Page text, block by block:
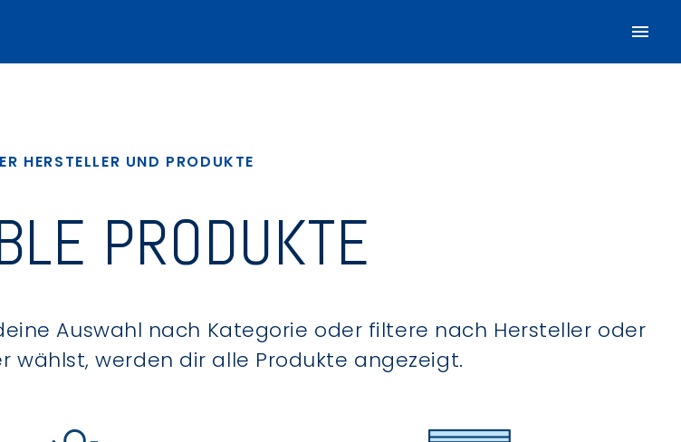
HERSTELLER UND PRODUKTE
PRODUKTE
Auswahl nach Kategorie oder filtere nach Hersteller oder
wählst, werden dir alle Produkte angezeigt.